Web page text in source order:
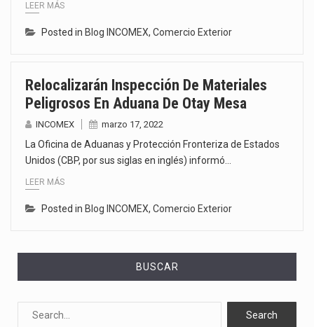
LEER MÁS
Posted in Blog INCOMEX, Comercio Exterior
Relocalizarán Inspección De Materiales
Peligrosos En Aduana De Otay Mesa
INCOMEX marzo 17, 2022
La Oficina de Aduanas y Protección Fronteriza de Estados
Unidos (CBP, por sus siglas en inglés) informó…
LEER MÁS
Posted in Blog INCOMEX, Comercio Exterior
BUSCAR